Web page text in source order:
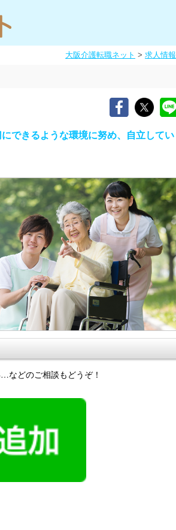
大阪介護転職ネット > 求人情報
できるような環境に努め、自立してい
などのご相談もどうぞ！